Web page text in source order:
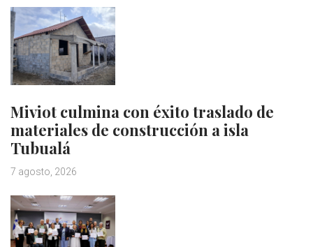
Miviot culmina con éxito traslado de
materiales de construcción a isla
Tubualá
7 agosto, 2026